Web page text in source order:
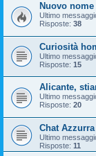
Nuovo
Ultimo
Risposte: 38
Curiosità
Ultimo
Risposte: 15
Alicante,
Ultimo
Risposte: 20
Chat Azzurra
Ultimo
Risposte: 11